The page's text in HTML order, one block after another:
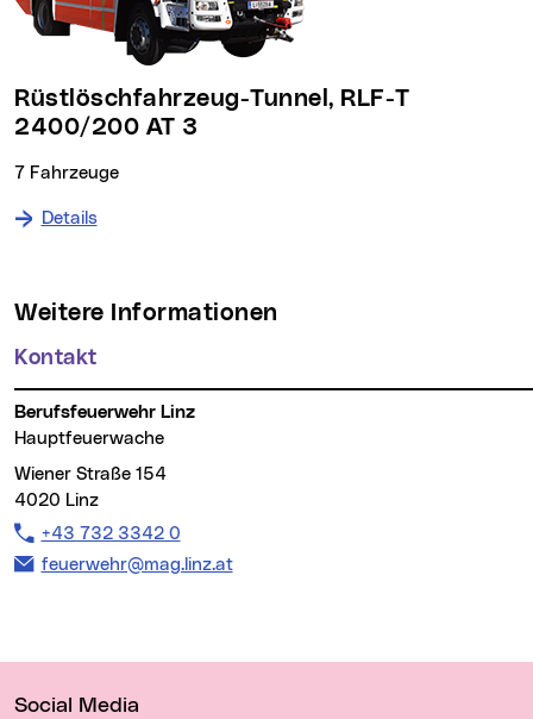
Rüstlöschfahrzeug-Tunnel, RLF-T
2400/200 AT 3
7 Fahrzeuge
Details
Weitere Informationen
Kontakt
Berufsfeuerwehr Linz
Hauptfeuerwache
Wiener Straße 154
4020 Linz
Telefon:
+43 732 3342 0
E-Mail Adresse:
feuerwehr@mag.linz.at
Social Media